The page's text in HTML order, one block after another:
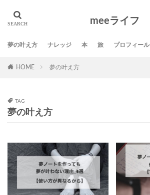
meeライフ
夢の叶え方 ナレッジ 本 旅 プロフィール
HOME 夢の叶え方
TAG
夢の叶え方
タグ
DMM英会話 SNS
スポンサー ブログ ミニマリスト
夢の叶え方